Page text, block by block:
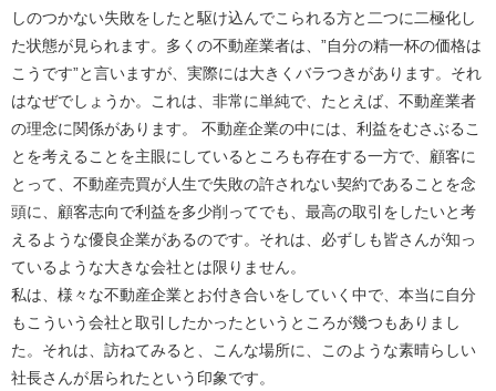
しのつかない失敗をしたと駆け込んでこられる方と二つに二極化し
た状態が見られます。多くの不動産業者は、”自分の精一杯の価格は
こうです”と言いますが、実際には大きくバラつきがあります。それ
はなぜでしょうか。これは、非常に単純で、たとえば、不動産業者
の理念に関係があります。 不動産企業の中には、利益をむさぶるこ
とを考えることを主眼にしているところも存在する一方で、顧客に
とって、不動産売買が人生で失敗の許されない契約であることを念
頭に、顧客志向で利益を多少削ってでも、最高の取引をしたいと考
えるような優良企業があるのです。それは、必ずしも皆さんが知っ
ているような大きな会社とは限りません。
私は、様々な不動産企業とお付き合いをしていく中で、本当に自分
もこういう会社と取引したかったというところが幾つもありまし
た。それは、訪ねてみると、こんな場所に、このような素晴らしい
社長さんが居られたという印象です。